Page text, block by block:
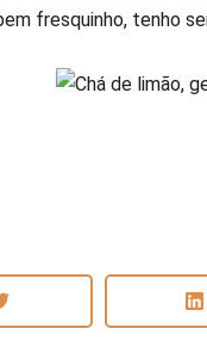
fresquinho, tenho